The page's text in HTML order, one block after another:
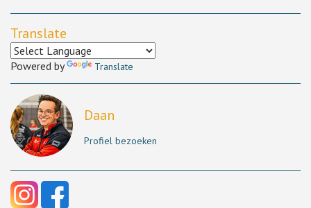
Translate
Powered by Translate
Daan
Profiel bezoeken